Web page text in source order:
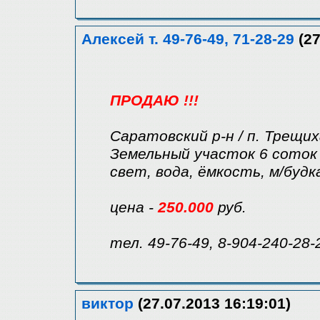
Алексей т. 49-76-49, 71-28-29
ПРОДАЮ !!!
Саратовский р-н / п.
Земельный участок 6 соток
свет, вода, ёмкость, м/
цена -250.000 руб.
тел. 49-76-49, 8-904-240-28-
виктор (27.07.2013 16:19:01)